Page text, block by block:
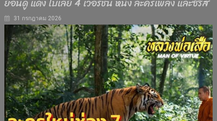
31 กรกฎาคม 2026